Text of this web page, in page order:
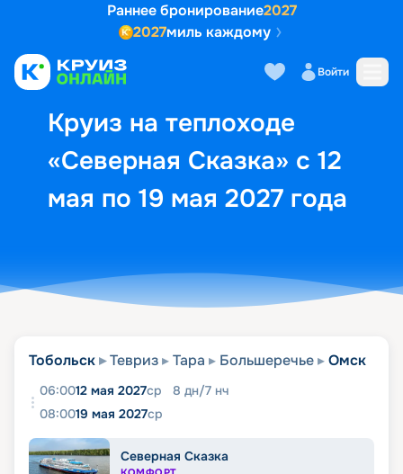
Раннее бронирование2027
2027миль каждому
Войти
Круиз на теплоходе
«Северная Сказка» с 12
мая по 19 мая 2027 года
Выбор кают Маршрут и
Тобольск Тевриз Тара Большеречье Омск
06:0012 мая 2027ср 8 дн/7 нч
08:0019 мая 2027ср
Северная Сказка